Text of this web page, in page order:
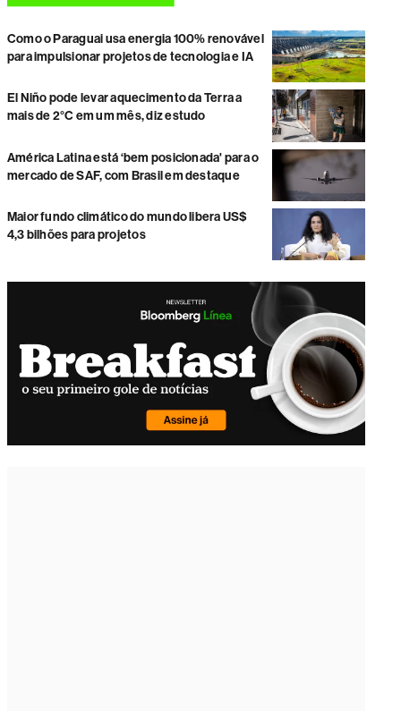
Como o Paraguai usa energia 100% renovável
para impulsionar projetos de tecnologia e IA
El Niño pode levar aquecimento da Terra a
mais de 2°C em um mês, diz estudo
América Latina está ‘bem posicionada' para o
mercado de SAF, com Brasil em destaque
Maior fundo climático do mundo libera US$
4,3 bilhões para projetos